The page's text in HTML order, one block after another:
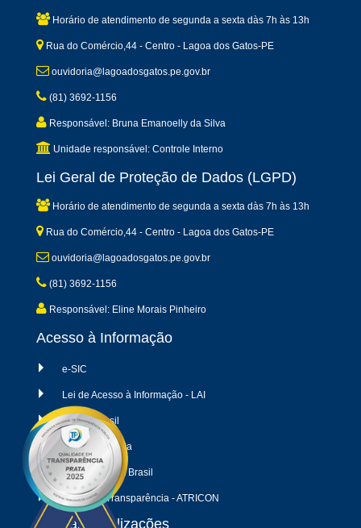
Horário de atendimento de segunda a sexta dàs 7h às 13h
Rua do Comércio,44 - Centro - Lagoa dos Gatos-PE
ouvidoria@lagoadosgatos.pe.gov.br
(81) 3692-1156
Responsável: Bruna Emanoelly da Silva
Unidade responsável: Controle Interno
Lei Geral de Proteção de Dados (LGPD)
Horário de atendimento de segunda a sexta dàs 7h às 13h
Rua do Comércio,44 - Centro - Lagoa dos Gatos-PE
ouvidoria@lagoadosgatos.pe.gov.br
(81) 3692-1156
Responsável: Eline Morais Pinheiro
Acesso à Informação
e-SIC
Lei de Acesso à Informação - LAI
Escala Brasil
Cartilha Pública
Transparência Brasil
Radar da Transparência - ATRICON
Últimas atualizações